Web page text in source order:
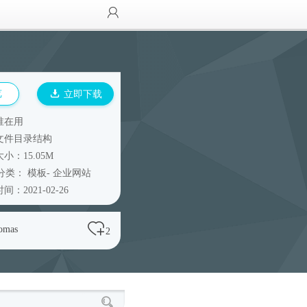
立即下载
在用
件目录结构
小：15.05M
类： 模板- 企业网站
间：2021-02-26
2